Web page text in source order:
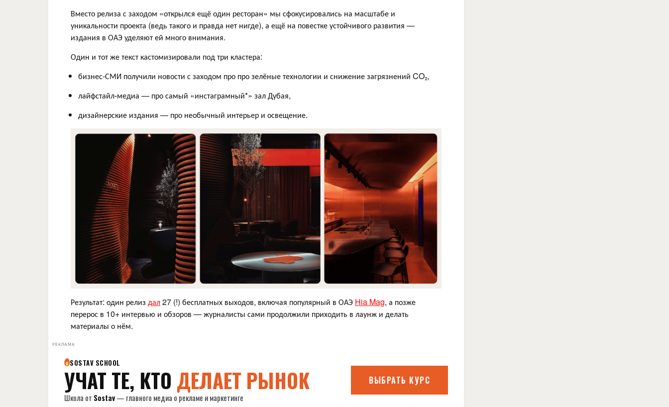
Вместо релиза с заходом «открылся ещё один ресторан» мы сфокусировались на масштабе и
уникальности проекта (ведь такого и правда нет нигде), а ещё на повестке устойчивого развития —
издания в ОАЭ уделяют ей много внимания.
Один и тот же текст кастомизировали под три кластера:
бизнес‑СМИ получили новости с заходом про про зелёные технологии и снижение загрязнений CO₂,
лайфстайл-медиа — про самый «инстаграмный*» зал Дубая,
дизайнерские издания — про необычный интерьер и освещение.
Результат: один релиз дал27 (!) бесплатных выходов, включая популярный в ОАЭ Hia Mag, а позже
перерос в 10+ интервью и обзоров — журналисты сами продолжили приходить в лаунж и делать
материалы о нём.
РЕКЛАМА